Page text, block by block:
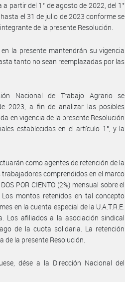
partir del 1° de agosto de 2022, del 1°
el 31 de julio de 2023 conforme se
de la presente Resolución.
en la presente mantendrán su vigencia
tanto no sean reemplazadas por las
Nacional de Trabajo Agrario se
2023, a fin de analizar las posibles
en vigencia de la presente Resolución
establecidas en el artículo 1°, y la
como agentes de retención de la
comprendidos en el marco
POR CIENTO (2%) mensual sobre el
montos retenidos en tal concepto
en la cuenta especial de la U.A.T.R.E.
Los afiliados a la asociación sindical
de la cuota solidaria. La retención
de la presente Resolución.
dése a la Dirección Nacional del